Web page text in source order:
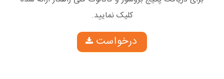
تاب‌آوری بالا در برابر خوردگی: عضو بتنی که به کمک
شیمیایی مضر و خورنده مقاوم است.
کلیک نمایید.
درخواست